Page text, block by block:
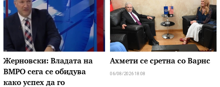
Жерновски: Владата на
ВМРО сега се обидува
како успех да го
Ахмети се сретна со Варнс
06/08/2026 18:08